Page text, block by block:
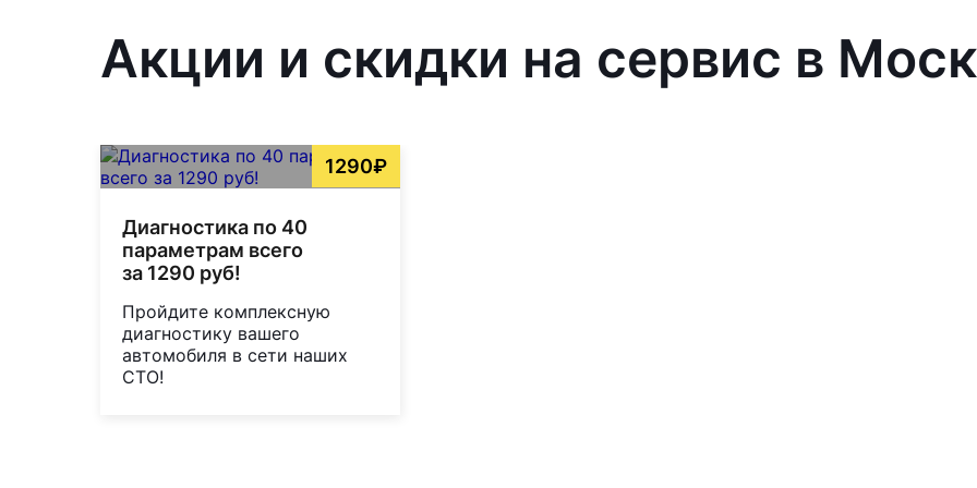
Акции и скидки на сервис в
1290₽
Диагностика по 40
параметрам всего
за 1290 руб!
Пройдите комплексную
диагностику вашего
автомобиля в сети наших
СТО!